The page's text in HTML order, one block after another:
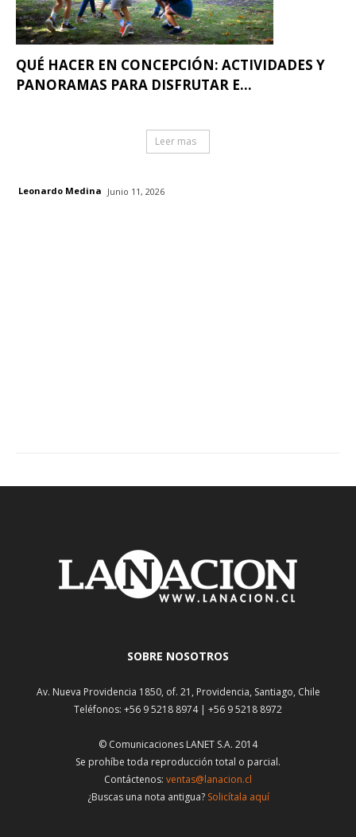
QUÉ HACER EN CONCEPCIÓN: ACTIVIDADES Y
PANORAMAS PARA DISFRUTAR E...
Leer mas
Leonardo Medina Junio 11, 2026
SOBRE NOSOTROS
Av. Nueva Providencia 1850, of. 21, Providencia, Santiago, Chile
Teléfonos: +56 9 5218 8974 | +56 9 5218 8972
© Comunicaciones LANET S.A. 2014
Se prohíbe toda reproducción total o parcial.
Contáctenos: ventas@lanacion.cl
¿Buscas una nota antigua? Solicítala aquí